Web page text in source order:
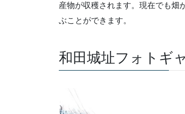
産物が収穫されます。現在でも畑
ぶことができます。
和田城址フォトギ